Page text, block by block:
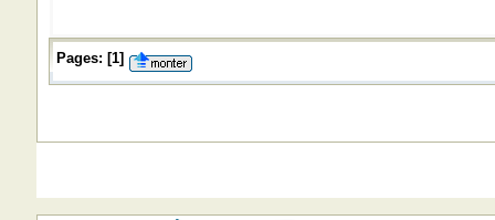
Pages: [1]